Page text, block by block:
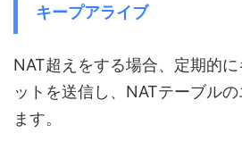
キープアライブ
NAT超えをする場合、定期的
ットを送信し、NATテーブル
ます。